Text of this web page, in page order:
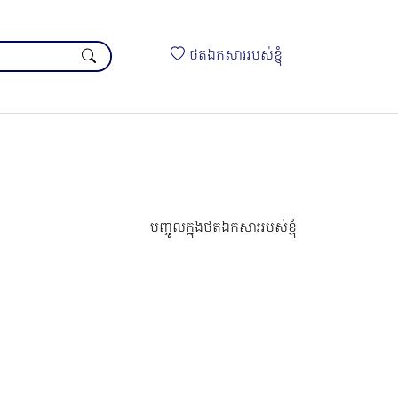
ថតឯកសាររបស់ខ្ញុំ
បញ្ចូលក្នុងថតឯកសាររបស់ខ្ញុំ